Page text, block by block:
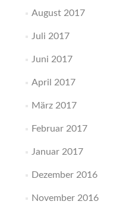
August 2017
Juli 2017
Juni 2017
April 2017
März 2017
Februar 2017
Januar 2017
Dezember 2016
November 2016